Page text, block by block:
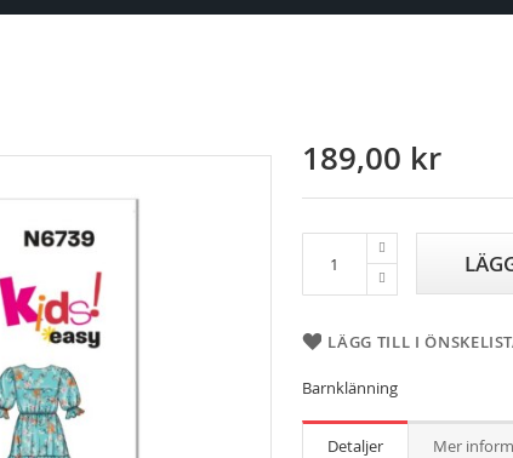
189,00 kr
LÄGG TILL I
Barnklänning
Detaljer Mer